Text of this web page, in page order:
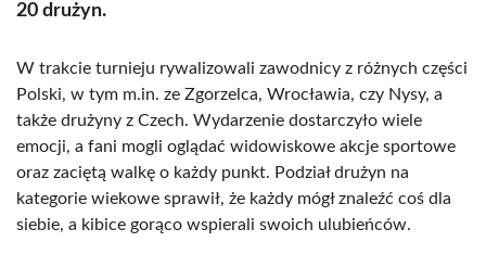
20 drużyn.
W trakcie turnieju rywalizowali zawodnicy z różnych części
Polski, w tym m.in. ze Zgorzelca, Wrocławia, czy Nysy, a
także drużyny z Czech. Wydarzenie dostarczyło wiele
emocji, a fani mogli oglądać widowiskowe akcje sportowe
oraz zaciętą walkę o każdy punkt. Podział drużyn na
kategorie wiekowe sprawił, że każdy mógł znaleźć coś dla
siebie, a kibice gorąco wspierali swoich ulubieńców.